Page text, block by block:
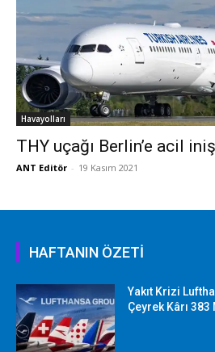
Havayolları
THY uçağı Berlin’e acil
ANT Editör - 19 Kasım 2021
HAFTANIN ÖZETİ
Yakıt Krizi
Çeyrek Kârı